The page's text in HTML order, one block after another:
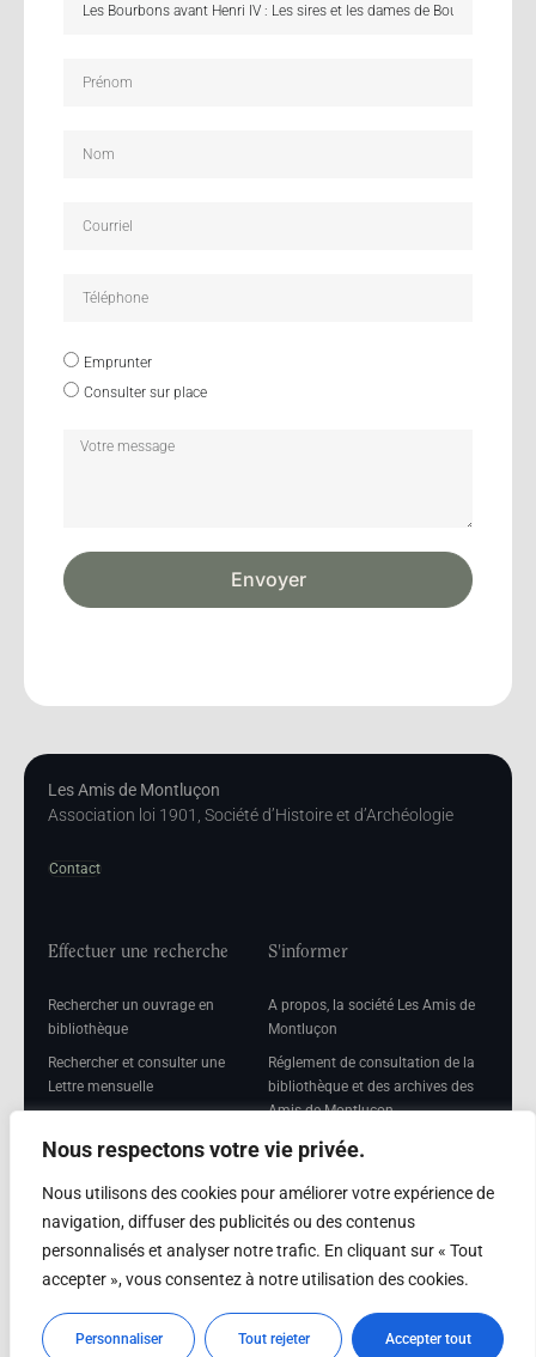
Nous respectons votre vie privée.
Nous utilisons des cookies pour améliorer votre expérience de
navigation, diffuser des publicités ou des contenus
personnalisés et analyser notre trafic. En cliquant sur « Tout
accepter », vous consentez à notre utilisation des cookies.
Personnaliser Tout rejeter Accepter tout
Emprunter
Consulter sur place
Envoyer
Les Amis de Montluçon
Association loi 1901, Société d’Histoire et d’Archéologie
Contact
Effectuer une recherche
Rechercher un ouvrage en
bibliothèque
Rechercher et consulter une
Lettre mensuelle
mensuelle
S'informer
A propos, la société Les Amis de
Montluçon
Réglement de consultation de la
bibliothèque et des archives des
Amis de Montluçon
Mentions légales
Adhérer